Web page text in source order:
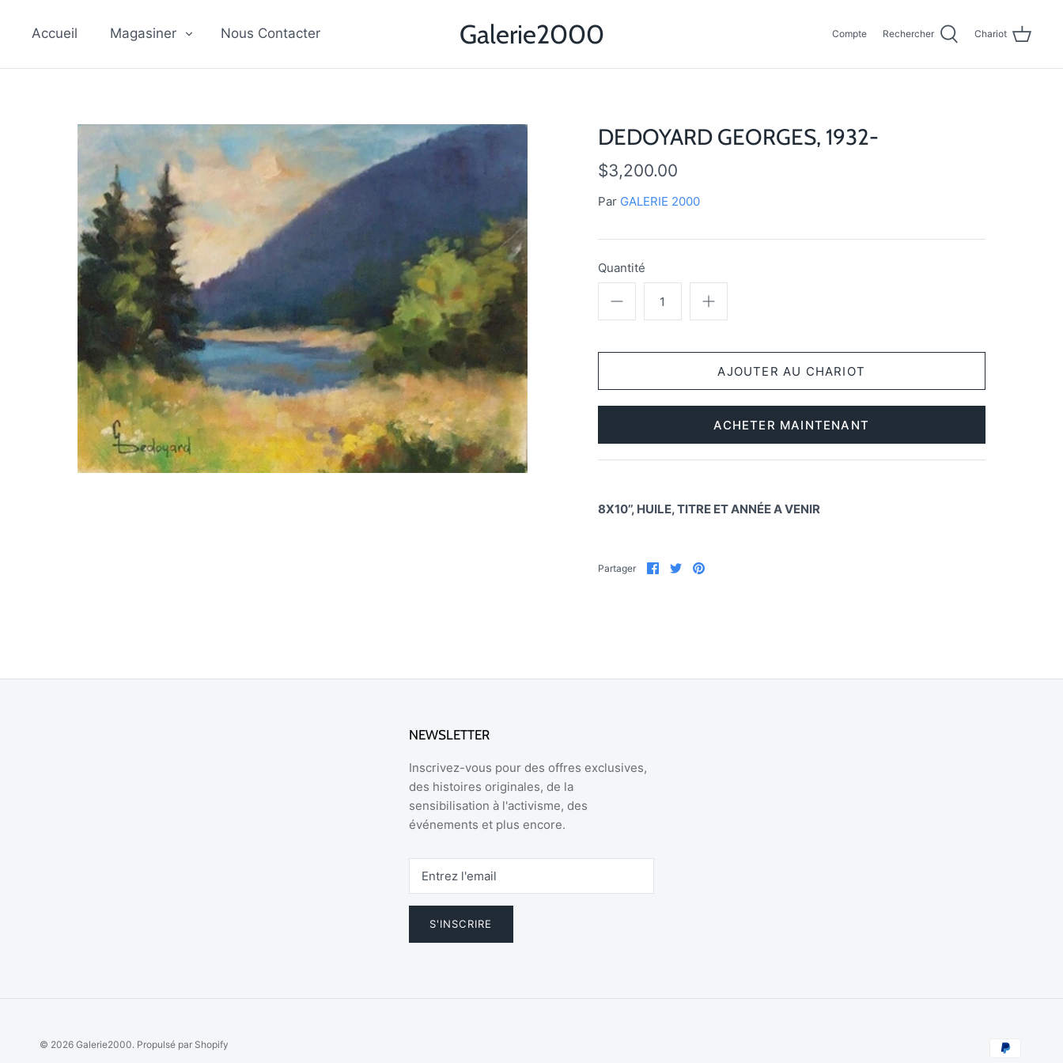
Accueil Magasiner Nous Contacter Galerie2000 Compte Rechercher Chariot
DEDOYARD GEORGES, 1932-
$3,200.00
Par GALERIE 2000
Quantité
ACHETER MAINTENANT
8X10’’, HUILE, TITRE ET ANNÉE A VENIR
Partager Partager
PartagerÉpinglez-
NEWSLETTER
Inscrivez-vous pour des offres exclusives,
des histoires originales, de la
sensibilisation à l'activisme, des
événements et plus encore.
S'INSCRIRE
© 2026 Galerie2000. Propulsé par Shopify